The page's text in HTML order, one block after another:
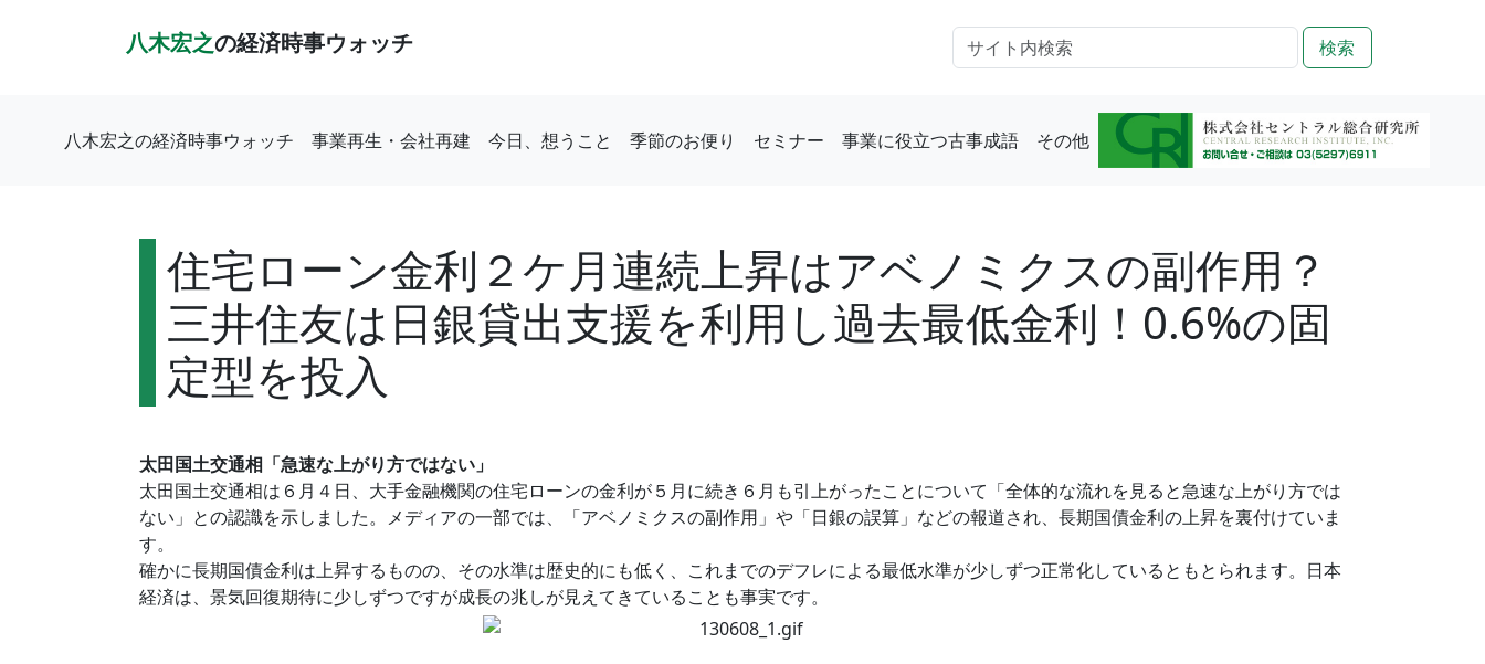
八木宏之の経済時事ウォッチ 検索
八木宏之の経済時事ウォッチ 事業再生・会社再建 今日、想うこと 季節のお便り セミナー 事業に役立つ古事成語 その他
住宅ローン金利２ケ月連続上昇はアベノミクスの副作用？
三井住友は日銀貸出支援を利用し過去最低金利！0.6%の固
定型を投入
太田国土交通相「急速な上がり方ではない」
太田国土交通相は６月４日、大手金融機関の住宅ローンの金利が５月に続き６月も引上がったことについて「全体的な流れを見ると急速な上がり方では
ない」との認識を示しました。メディアの一部では、「アベノミクスの副作用」や「日銀の誤算」などの報道され、長期国債金利の上昇を裏付けていま
す。
確かに長期国債金利は上昇するものの、その水準は歴史的にも低く、これまでのデフレによる最低水準が少しずつ正常化しているともとられます。日本
経済は、景気回復期待に少しずつですが成長の兆しが見えてきていることも事実です。